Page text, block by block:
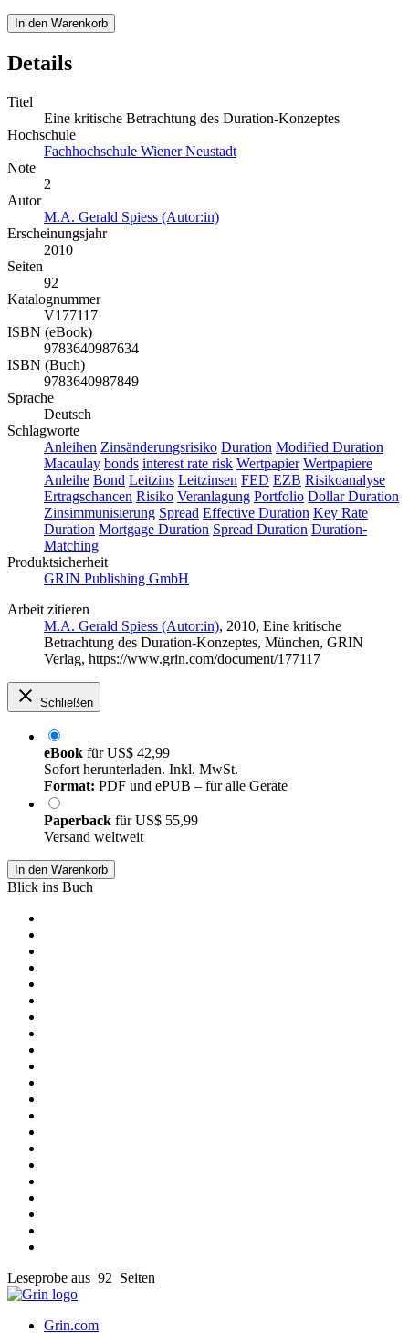
In den Warenkorb
Details
Titel
Eine kritische Betrachtung des Duration-Konzeptes
Hochschule
Fachhochschule Wiener Neustadt
Note
2
Autor
M.A. Gerald Spiess (Autor:in)
Erscheinungsjahr
2010
Seiten
92
Katalognummer
V177117
ISBN (eBook)
9783640987634
ISBN (Buch)
9783640987849
Sprache
Deutsch
Schlagworte
Anleihen Zinsänderungsrisiko Duration Modified Duration
Macaulay bonds interest rate risk Wertpapier Wertpapiere
Anleihe Bond Leitzins Leitzinsen FED EZB Risikoanalyse
Ertragschancen Risiko Veranlagung Portfolio Dollar Duration
Zinsimmunisierung Spread Effective Duration Key Rate
Duration Mortgage Duration Spread Duration Duration-
Matching
Produktsicherheit
GRIN Publishing GmbH
Arbeit zitieren
M.A. Gerald Spiess (Autor:in), 2010, Eine kritische
Betrachtung des Duration-Konzeptes, München, GRIN
Verlag, https://www.grin.com/document/177117
Schließen
eBook fürUS$ 42,99
Sofort herunterladen. Inkl. MwSt.
Format: PDF und ePUB – für alle Geräte
Paperback fürUS$ 55,99
Versand weltweit
In den Warenkorb
Blick ins Buch
Leseprobe aus 92 Seiten
Grin.com